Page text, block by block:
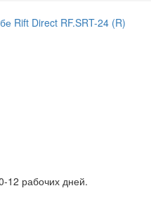
Rift Direct RF.SRT-24 (R)
12 рабочих дней.